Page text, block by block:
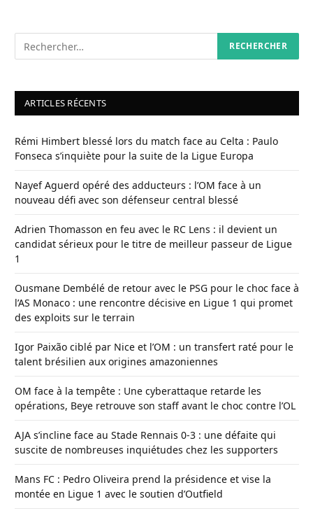
ARTICLES RÉCENTS
Rémi Himbert blessé lors du match face au Celta : Paulo
Fonseca s’inquiète pour la suite de la Ligue Europa
Nayef Aguerd opéré des adducteurs : l’OM face à un
nouveau défi avec son défenseur central blessé
Adrien Thomasson en feu avec le RC Lens : il devient un
candidat sérieux pour le titre de meilleur passeur de Ligue
1
Ousmane Dembélé de retour avec le PSG pour le choc face à
l’AS Monaco : une rencontre décisive en Ligue 1 qui promet
des exploits sur le terrain
Igor Paixão ciblé par Nice et l’OM : un transfert raté pour le
talent brésilien aux origines amazoniennes
OM face à la tempête : Une cyberattaque retarde les
opérations, Beye retrouve son staff avant le choc contre l’OL
AJA s’incline face au Stade Rennais 0-3 : une défaite qui
suscite de nombreuses inquiétudes chez les supporters
Mans FC : Pedro Oliveira prend la présidence et vise la
montée en Ligue 1 avec le soutien d’Outfield